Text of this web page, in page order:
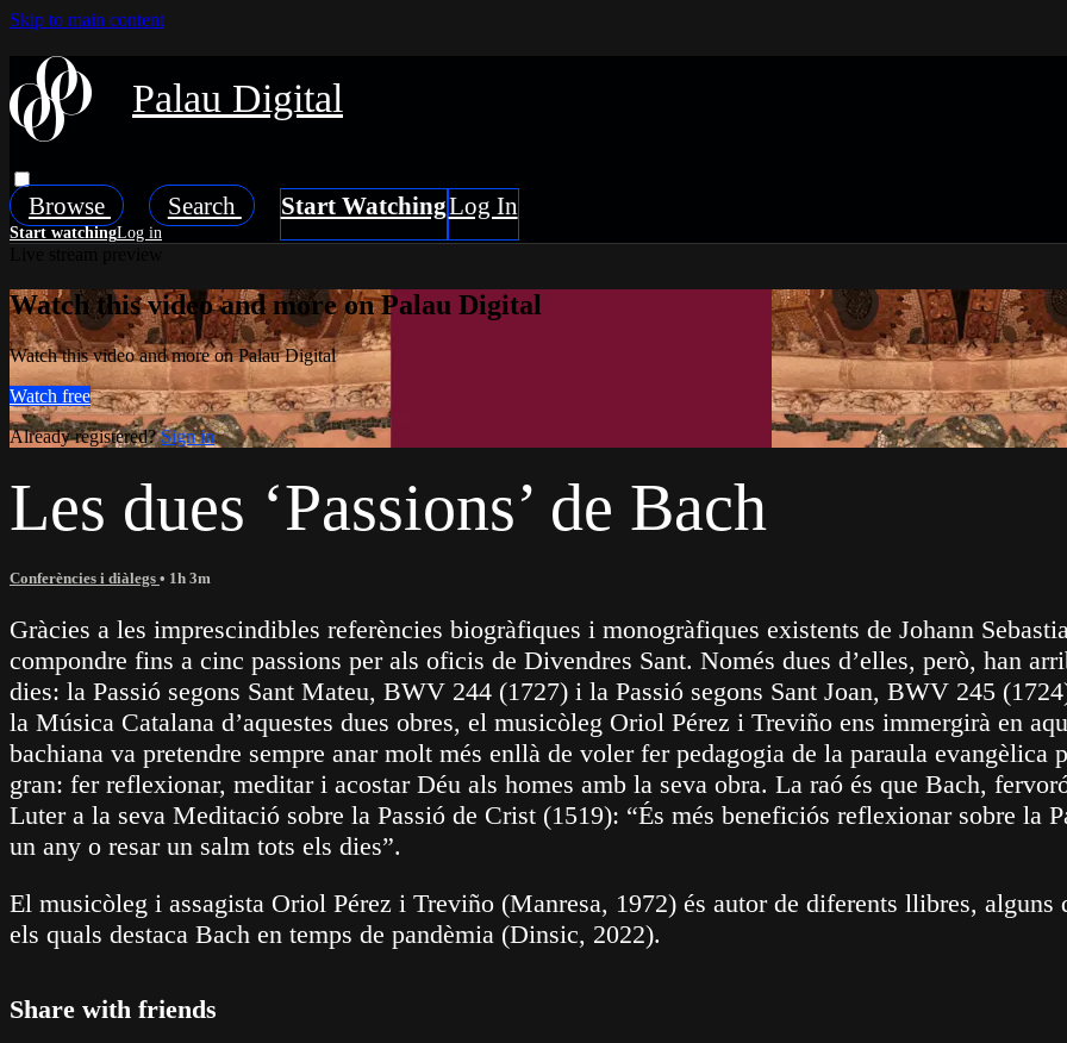
Skip to main content
Palau Digital
Browse Search
Watch this video and more on Palau Digital
Watch this video and more on Palau Digital
Watch free
Already registered?Sign in
Les dues ‘Passions’ de Bach
Conferències i diàlegs • 1h 3m
Gràcies a les imprescindibles referències biogràfiques i monogràfiques existents de Johann
compondre fins a cinc passions per als oficis de Divendres Sant. Només dues d’elles, però, han
dies: la Passió segons Sant Mateu, BWV 244 (1727) i la Passió segons Sant Joan, BWV 245
la Música Catalana d’aquestes dues obres, el musicòleg Oriol Pérez i Treviño ens immergirà en
bachiana va pretendre sempre anar molt més enllà de voler fer pedagogia de la paraula
gran: fer reflexionar, meditar i acostar Déu als homes amb la seva obra. La raó és que Bach,
Luter a la seva Meditació sobre la Passió de Crist (1519): “És més beneficiós reflexionar sobre la
un any o resar un salm tots els dies”.
El musicòleg i assagista Oriol Pérez i Treviño (Manresa, 1972) és autor de diferents llibres, alguns
els quals destaca Bach en temps de pandèmia (Dinsic, 2022).
Share with friends